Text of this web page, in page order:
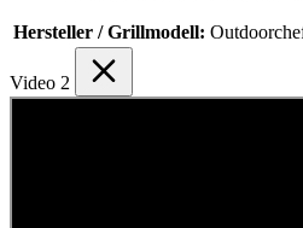
Hersteller / Grillmodell:
Video 2